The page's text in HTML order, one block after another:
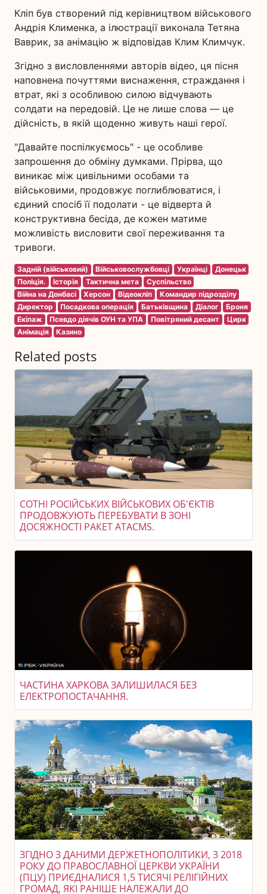
Кліп був створений під керівництвом військового
Андрія Клименка, а ілюстрації виконала Тетяна
Ваврик, за анімацію ж відповідав Клим Климчук.
Згідно з висловленнями авторів відео, ця пісня
наповнена почуттями виснаження, страждання і
втрат, які з особливою силою відчувають
солдати на передовій. Це не лише слова — це
дійсність, в якій щоденно живуть наші герої.
"Давайте поспілкуємось" - це особливе
запрошення до обміну думками. Прірва, що
виникає між цивільними особами та
військовими, продовжує поглиблюватися, і
єдиний спосіб її подолати - це відверта й
конструктивна бесіда, де кожен матиме
можливість висловити свої переживання та
тривоги.
Задній (військовий) Військовослужбовці Українці
Донецьк
Поліція.
Історія Тактична мета
Суспільство
Війна на Донбасі
Херсон Відеокліп
Командир підрозділу
Директор
Посадкова операція Батьківщина Діалог
Броня
Екіпаж
Псевдо діячів ОУН та УПА Повітряний десант
Цирк
Анімація
Казино
Related posts
СОТНІ РОСІЙСЬКИХ ВІЙСЬКОВИХ ОБ'ЄКТІВ
ПРОДОВЖУЮТЬ ПЕРЕБУВАТИ В ЗОНІ
ДОСЯЖНОСТІ РАКЕТ ATACMS.
ЧАСТИНА ХАРКОВА ЗАЛИШИЛАСЯ БЕЗ
ЕЛЕКТРОПОСТАЧАННЯ.
ЗГІДНО З ДАНИМИ ДЕРЖЕТНОПОЛІТИКИ, З 2018
РОКУ ДО ПРАВОСЛАВНОЇ ЦЕРКВИ УКРАЇНИ
(ПЦУ) ПРИЄДНАЛИСЯ 1,5 ТИСЯЧІ РЕЛІГІЙНИХ
ГРОМАД, ЯКІ РАНІШЕ НАЛЕЖАЛИ ДО